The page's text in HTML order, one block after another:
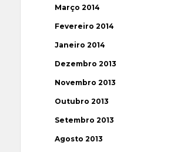
Março 2014
Fevereiro 2014
Janeiro 2014
Dezembro 2013
Novembro 2013
Outubro 2013
Setembro 2013
Agosto 2013